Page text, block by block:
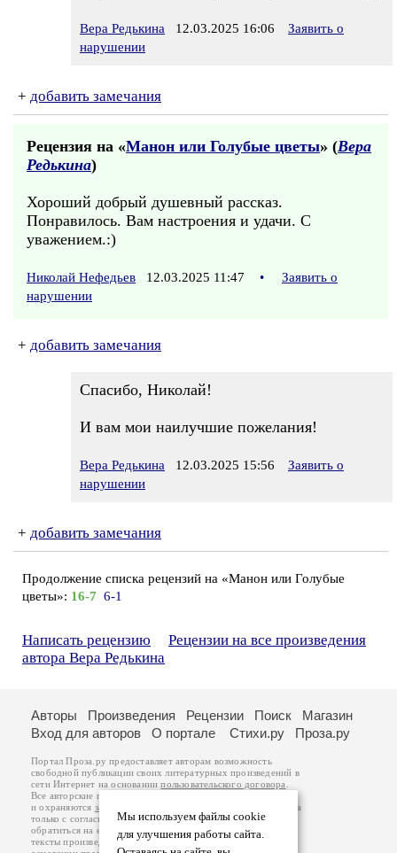
Вера Редькина 12.03.2025 16:06
Заявить о
нарушении
+ добавить замечания
Рецензия на «Манон или Голубые цветы» (Вера
Редькина)
Хороший добрый душевный рассказ.
Понравилось. Вам настроения и удачи. С
уважением.:)
Николай Нефедьев 12.03.2025 11:47 •
Заявить о
нарушении
+ добавить замечания
Спасибо, Николай!
И вам мои наилучшие пожелания!
Вера Редькина 12.03.2025 15:56
Заявить о
нарушении
+ добавить замечания
Продолжение списка рецензий на «Манон или Голубые
цветы»: 16-7 6-1
Написать рецензию
Рецензии на все произведения
автора Вера Редькина
Мы используем файлы cookie
для улучшения работы сайта.
Авторы Произведения Рецензии Поиск
Магазин
Вход для авторов
О портале Стихи.ру Проза.ру
Портал Проза.ру предоставляет авторам возможность
свободной публикации своих литературных произведений в
сети Интернет на основаниипользовательского договора
Все авторские права на произведения принадлежат авторам
и охраняются законом
. Перепечатка произведений возможна
только с согласия его автора, к которому вы можете
обратиться на его авторской странице. Ответственность за
тексты произведений авторы несут самостоятельно на